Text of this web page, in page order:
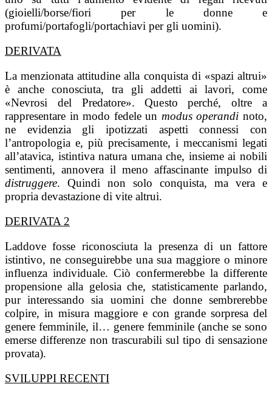
(gioielli/borse/fiori per le donne e
profumi/portafogli/portachiavi per gli uomini).
DERIVATA
La menzionata attitudine alla conquista di «spazi altrui»
è anche conosciuta, tra gli addetti ai lavori, come
«Nevrosi del Predatore». Questo perché, oltre a
rappresentare in modo fedele un modus operandi noto,
ne evidenzia gli ipotizzati aspetti connessi con
l’antropologia e, più precisamente, i meccanismi legati
all’atavica, istintiva natura umana che, insieme ai nobili
sentimenti, annovera il meno affascinante impulso di
distruggere. Quindi non solo conquista, ma vera e
propria devastazione di vite altrui.
DERIVATA 2
Laddove fosse riconosciuta la presenza di un fattore
istintivo, ne conseguirebbe una sua maggiore o minore
influenza individuale. Ciò confermerebbe la differente
propensione alla gelosia che, statisticamente parlando,
pur interessando sia uomini che donne sembrerebbe
colpire, in misura maggiore e con grande sorpresa del
genere femminile, il… genere femminile (anche se sono
emerse differenze non trascurabili sul tipo di sensazione
provata).
SVILUPPI RECENTI